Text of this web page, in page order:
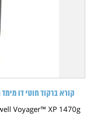
קורא ברקוד חוטי דו מימד Voyager XP1470g מבית HONEYWELL